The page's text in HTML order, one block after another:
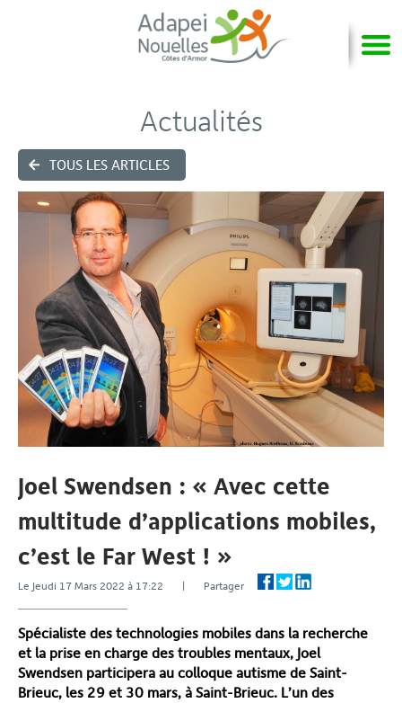
TOUS LES ARTICLES
Actualités
Joel Swendsen : « Avec cette
multitude d’applications mobiles,
c’est le Far West ! »
Le Jeudi 17 Mars 2022 à 17:22 | Partager
Spécialiste des technologies mobiles dans la recherche
et la prise en charge des troubles mentaux, Joel
Swendsen participera au colloque autisme de Saint-
Brieuc, les 29 et 30 mars, à Saint-Brieuc. L’un des